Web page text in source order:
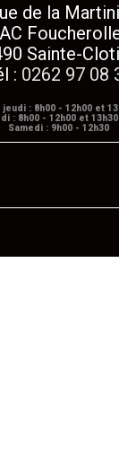
de la
Sainte-
: 0262 97 08
jeudi : 8h00 - 12h00 et
: 8h00 - 12h00 et
Samedi : 9h00 - 12h30